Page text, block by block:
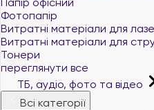
Фотопапір
Витратні матеріали для
Витратні матеріали для
Тонери
переглянути все
ТБ, аудіо, фото та відео
Всі категорії